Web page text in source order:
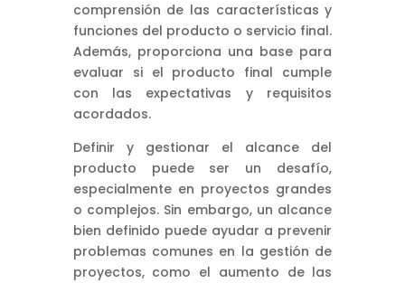
comprensión de las características y
funciones del producto o servicio final.
Además, proporciona una base para
evaluar si el producto final cumple
con las expectativas y requisitos
acordados.
Definir y gestionar el alcance del
producto puede ser un desafío,
especialmente en proyectos grandes
o complejos. Sin embargo, un alcance
bien definido puede ayudar a prevenir
problemas comunes en la gestión de
proyectos, como el aumento de las